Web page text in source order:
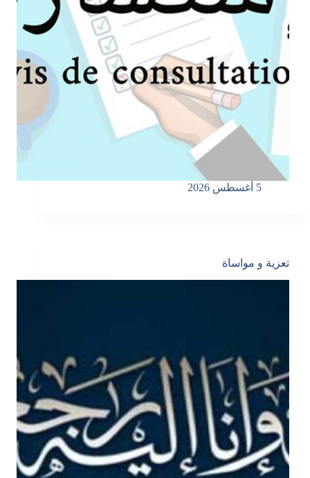
5 أغسطس 2026
تعزية و مواساة